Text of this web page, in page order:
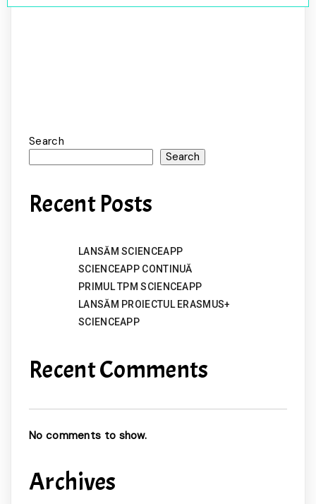
Search
Search
Recent Posts
LANSĂM SCIENCEAPP
SCIENCEAPP CONTINUĂ
PRIMUL TPM SCIENCEAPP
LANSĂM PROIECTUL ERASMUS+
SCIENCEAPP
Recent Comments
No comments to show.
Archives